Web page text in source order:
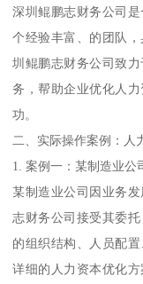
深圳鲲鹏志财务公司
个经验丰富、的团队
圳鲲鹏志财务公司致
务，帮助企业优化人
功。
二、实际操作案例：人
1. 案例一：某制造业公
某制造业公司因业务
志财务公司接受其委
的组织结构、人员配
详细的人力资本优化